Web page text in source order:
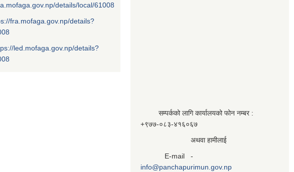
details/local/61008
fra.mofaga.gov.np/details?
led.mofaga.gov.np/details?
सम्पर्कको लागि कार्यालयको फोन नम्बर :
+९७७-०८३‍-४१६०६७
अथवा हामीलाई
E-mail -
info@panchapurimun.gov.np